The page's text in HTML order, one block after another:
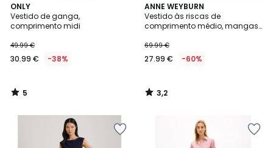
ONLY
Vestido de ganga,
comprimento midi
49.99 €
30.99 € -38%
5
/
5
5
/
ANNE WEYBURN
Vestido às riscas de
comprimento médio, mangas
69.99 €
27.99 € -60%
3,2
/ 5
3,2
/